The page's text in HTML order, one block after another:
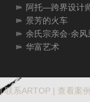
阿托—跨界设计
景芳的火车
余氏宗亲会·余风
华富艺术
|联系ARTOP | 查看案例